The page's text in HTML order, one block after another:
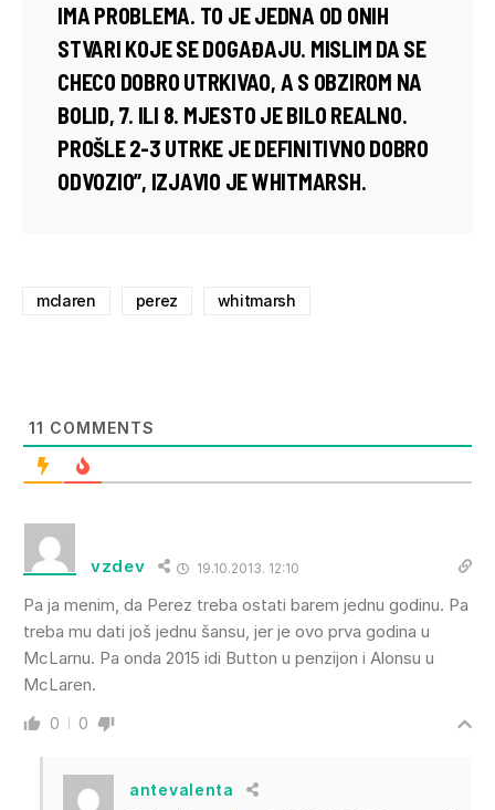
IMA PROBLEMA. TO JE JEDNA OD ONIH
STVARI KOJE SE DOGAĐAJU. MISLIM DA SE
CHECO DOBRO UTRKIVAO, A S OBZIROM NA
BOLID, 7. ILI 8. MJESTO JE BILO REALNO.
PROŠLE 2-3 UTRKE JE DEFINITIVNO DOBRO
ODVOZIO”, IZJAVIO JE WHITMARSH.
mclaren perez whitmarsh
11 COMMENTS
vzdev 19.10.2013. 12:10
Pa ja menim, da Perez treba ostati barem jednu godinu. Pa
treba mu dati još jednu šansu, jer je ovo prva godina u
McLarnu. Pa onda 2015 idi Button u penzijon i Alonsu u
McLaren.
0 0
antevalenta